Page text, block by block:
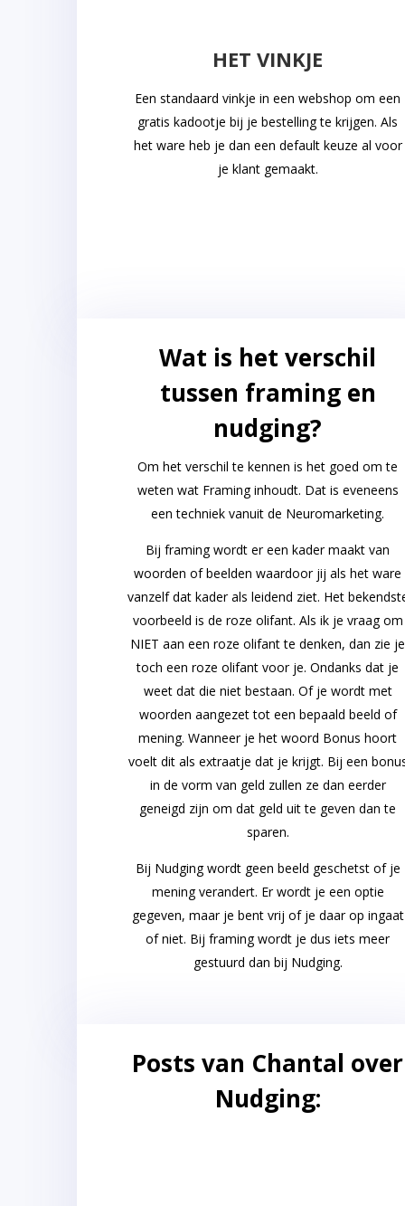
HET VINKJE
Een standaard vinkje in een webshop om een
gratis kadootje bij je bestelling te krijgen. Als
het ware heb je dan een default keuze al voor
je klant gemaakt.
Wat is het verschil
tussen framing en
nudging?
Om het verschil te kennen is het goed om te
weten wat Framing inhoudt. Dat is eveneens
een techniek vanuit de Neuromarketing.
Bij framing wordt er een kader maakt van
woorden of beelden waardoor jij als het ware
vanzelf dat kader als leidend ziet. Het
voorbeeld is de roze olifant. Als ik je vraag om
NIET aan een roze olifant te denken, dan zie je
toch een roze olifant voor je. Ondanks dat je
weet dat die niet bestaan. Of je wordt met
woorden aangezet tot een bepaald beeld of
mening. Wanneer je het woord Bonus hoort
voelt dit als extraatje dat je krijgt. Bij een
in de vorm van geld zullen ze dan eerder
geneigd zijn om dat geld uit te geven dan te
sparen.
Bij Nudging wordt geen beeld geschetst of je
mening verandert. Er wordt je een optie
gegeven, maar je bent vrij of je daar op ingaat
of niet. Bij framing wordt je dus iets meer
gestuurd dan bij Nudging.
Posts van Chantal over
Nudging: